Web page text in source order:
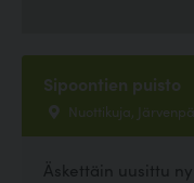
Sipoontien puisto
Nuottikuja,
Äskettäin uusittu